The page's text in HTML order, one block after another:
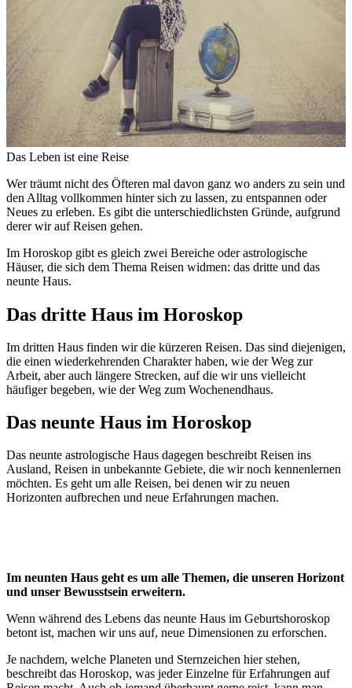
Das Leben ist eine Reise
Wer träumt nicht des Öfteren mal davon ganz wo anders zu sein und
den Alltag vollkommen hinter sich zu lassen, zu entspannen oder
Neues zu erleben. Es gibt die unterschiedlichsten Gründe, aufgrund
derer wir auf Reisen gehen.
Im Horoskop gibt es gleich zwei Bereiche oder astrologische
Häuser, die sich dem Thema Reisen widmen: das dritte und das
neunte Haus.
Das dritte Haus im Horoskop
Im dritten Haus finden wir die kürzeren Reisen. Das sind diejenigen,
die einen wiederkehrenden Charakter haben, wie der Weg zur
Arbeit, aber auch längere Strecken, auf die wir uns vielleicht
häufiger begeben, wie der Weg zum Wochenendhaus.
Das neunte Haus im Horoskop
Das neunte astrologische Haus dagegen beschreibt Reisen ins
Ausland, Reisen in unbekannte Gebiete, die wir noch kennenlernen
möchten. Es geht um alle Reisen, bei denen wir zu neuen
Horizonten aufbrechen und neue Erfahrungen machen.
Im neunten Haus geht es um alle Themen, die unseren Horizont
und unser Bewusstsein erweitern.
Wenn während des Lebens das neunte Haus im Geburtshoroskop
betont ist, machen wir uns auf, neue Dimensionen zu erforschen.
Je nachdem, welche Planeten und Sternzeichen hier stehen,
beschreibt das Horoskop, was jeder Einzelne für Erfahrungen auf